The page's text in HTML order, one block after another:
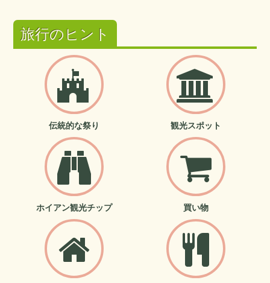
旅行のヒント
伝統的な祭り 観光スポット
ホイアン観光チップ 買い物